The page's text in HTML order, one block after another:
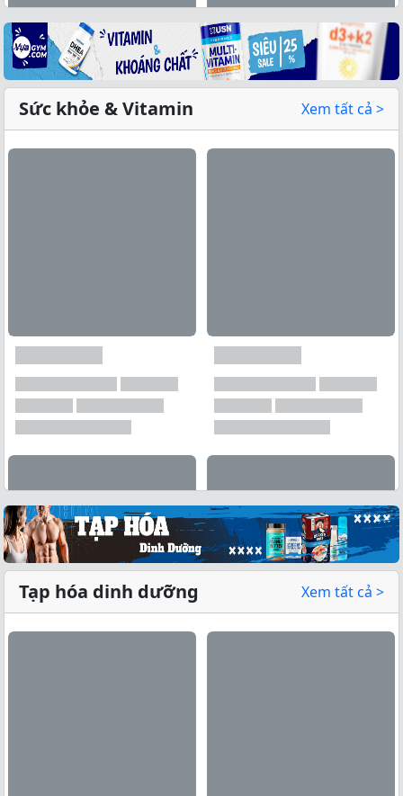
Xem tất cả →
Xem tất cả →
Sức khỏe & Vitamin Xem tất cả >
Tạp hóa dinh dưỡng Xem tất cả >